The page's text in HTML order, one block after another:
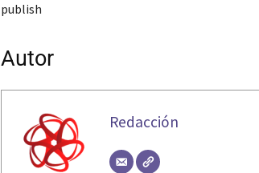
publish
Autor
Redacción